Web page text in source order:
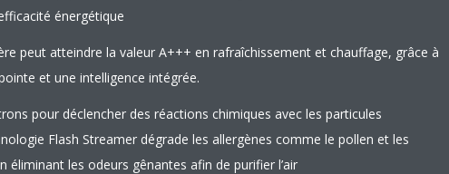
énergétique
peut atteindre la valeur A+++ en rafraîchissement et chauffage, grâce à
et une intelligence intégrée.
pour déclencher des réactions chimiques avec les particules
Flash Streamer dégrade les allergènes comme le pollen et les
éliminant les odeurs gênantes afin de purifier l’air